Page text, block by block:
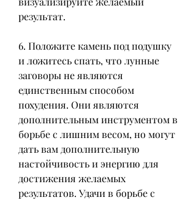
результат.
6. Положите камень под подушку
и ложитесь спать, что лунные
заговоры не являются
единственным способом
похудения. Они являются
дополнительным инструментом в
борьбе с лишним весом, но могут
дать вам дополнительную
настойчивость и энергию для
достижения желаемых
результатов. Удачи в борьбе с